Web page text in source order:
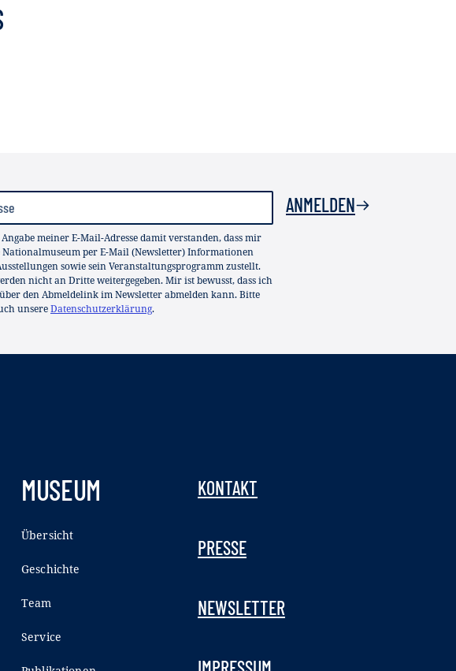
meiner E-Mail-Adresse damit verstanden, dass mir
Nationalmuseum per E-Mail (Newsletter) Informationen
sowie sein Veranstaltungsprogramm zustellt.
nicht an Dritte weitergegeben. Mir ist bewusst, dass ich
den Abmeldelink im Newsletter abmelden kann. Bitte
unsereDatenschutzerklärung.
ANMELDEN
MUSEUM
Übersicht
Geschichte
Team
Service
KONTAKT
PRESSE
NEWSLETTER